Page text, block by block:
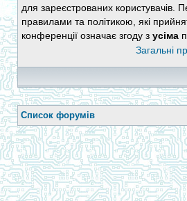
для зареєстрованих користувачів.
правилами та політикою, які
конференції означає згоду з усіма
Загальні
Список форумів